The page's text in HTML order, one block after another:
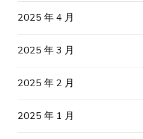
2025 年 4 月
2025 年 3 月
2025 年 2 月
2025 年 1 月